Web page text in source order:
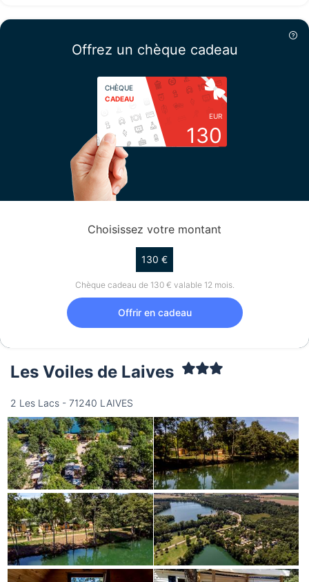
16/08
à partir de
30,00 €
Offrez un chèque cadeau
CHÈQUE
CADEAU
EUR
130
Choisissez votre montant
130 €
Chèque cadeau de 130 € valable 12 mois.
Offrir en cadeau
Les Voiles de Laives
2 Les Lacs - 71240 LAIVES